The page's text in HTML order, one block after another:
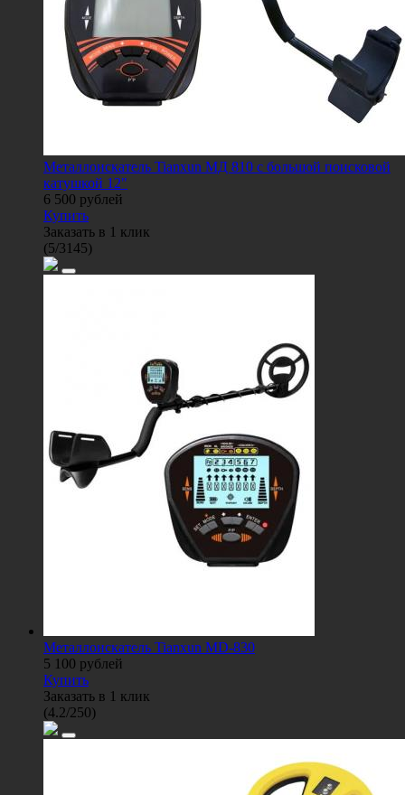
Металлоискатель Tianxun МД 810 с большой поисковой
катушкой 12"
6 500 рублей
Купить
Заказать в 1 клик
(5/3145)
Металлоискатель Tianxun MD-830
5 100 рублей
Купить
Заказать в 1 клик
(4.2/250)